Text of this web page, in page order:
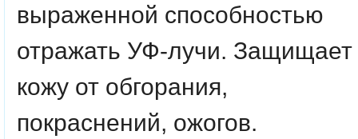
выраженной способностью
отражать УФ-лучи. Защищает
кожу от обгорания,
покраснений, ожогов.